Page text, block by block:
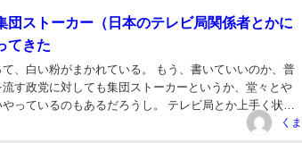
団ストーカー（日本のテレビ局関係者とかに
てきた
れている。 もう、書いていいのか、普
す政党に対しても集団ストーカーというか、堂々とや
っているのもあるだろうし。 テレビ局とか上手く状態
象をなんとかしよ...
くま